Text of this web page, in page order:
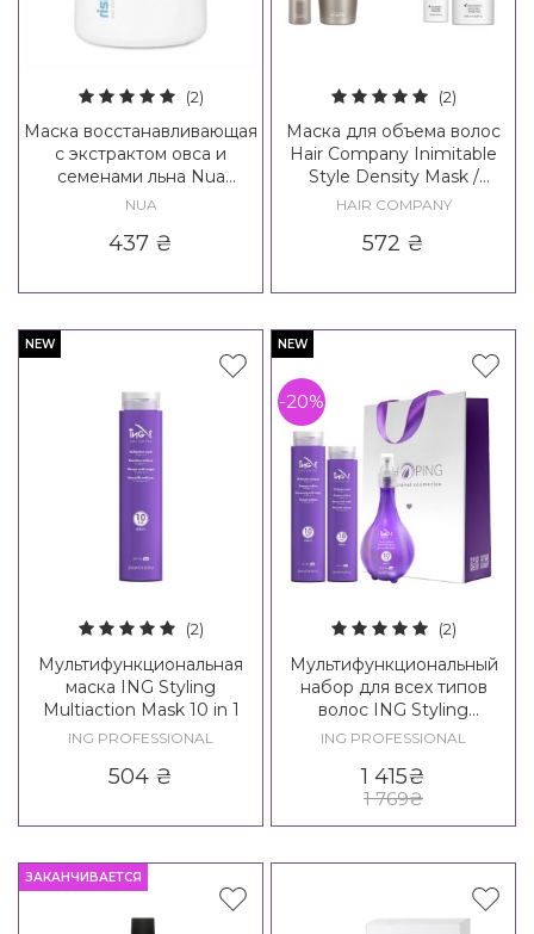
(2)
Маска восстанавливающая
с экстрактом овса и
семенами льна Nua
Ristrutturante Maschera
NUA
437 ₴
(2)
Маска для объема волос
Hair Company Inimitable
Style Density Mask /
Creative Inspiration Density
HAIR COMPANY
572 ₴
NEW
(2)
Мультифункциональная
маска ING Styling
Multiaction Mask 10 in 1
ING PROFESSIONAL
504 ₴
NEW
-20%
(2)
Мультифункциональный
набор для всех типов
волос ING Styling
Multiaction Set 10 in 1
ING PROFESSIONAL
1 415₴
1 769₴
ЗАКАНЧИВАЕТСЯ